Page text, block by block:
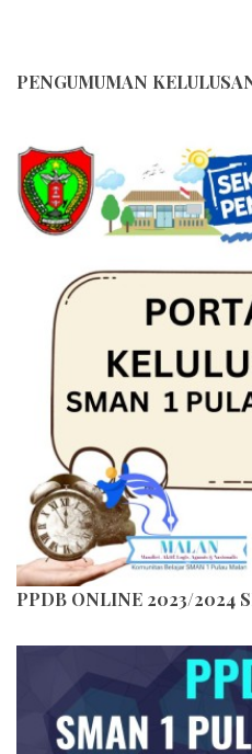
PENGUMUMAN
PPDB ONLINE 2023/2024